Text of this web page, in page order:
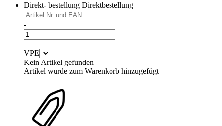
Direkt- bestellung Direktbestellung
-
+
VPE
Kein Artikel gefunden
Artikel wurde zum Warenkorb hinzugefügt